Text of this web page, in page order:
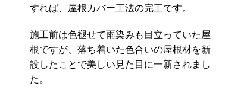
すれば、屋根カバー工法の完工です。
施工前は色褪せて雨染みも目立っていた屋
根ですが、落ち着いた色合いの屋根材を新
設したことで美しい見た目に一新されまし
た。